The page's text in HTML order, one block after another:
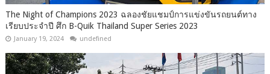
The Night of Champions 2023 ฉลองชัยแชมป์การแข่งขันรถยนต์ทาง
เรียบประจำปี ศึก B-Quik Thailand Super Series 2023
January 19, 2024 undefined